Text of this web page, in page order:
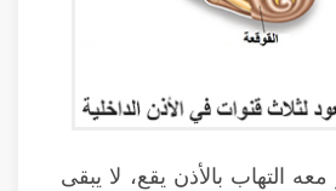
التهاب بالأذن يقع، لا يبقى